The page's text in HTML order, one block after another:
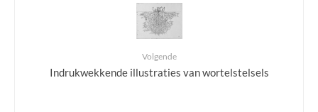
Volgende
Indrukwekkende illustraties van wortelstelsels